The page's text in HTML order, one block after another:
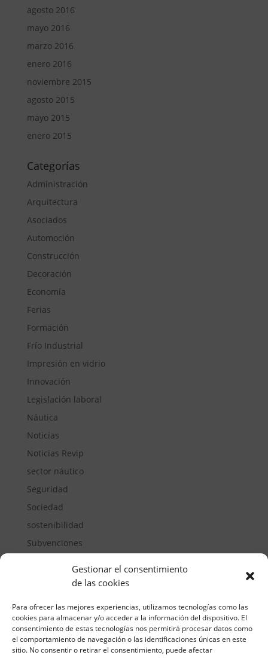
Gestionar el consentimiento
de las cookies
Para ofrecer las mejores experiencias, utilizamos tecnologías como las
cookies para almacenar y/o acceder a la información del dispositivo. El
consentimiento de estas tecnologías nos permitirá procesar datos como
el comportamiento de navegación o las identificaciones únicas en este
sitio. No consentir o retirar el consentimiento, puede afectar
agosto 2016
mayo 2016
marzo 2016
enero 2016
noviembre 2015
agosto 2015
mayo 2015
enero 2015
Categorías
Administración
Arquitectura
Asociados
Automoción
Construcción
Decoración
Economía
Ferias
Formación
Frío Industrial
Impresión en vidrio
Innovación
Legislación laboral
Náutica
Noticias
Noticias Revip
sector náutico
Seguridad
Sociedad
sostenibilidad
Subvenciones